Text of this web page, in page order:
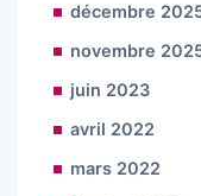
décembre
novembre
juin 2023
avril 2022
mars 2022